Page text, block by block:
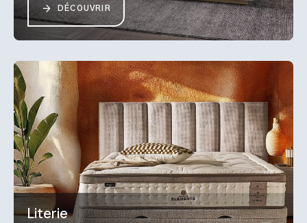
DÉCOUVRIR
Literie